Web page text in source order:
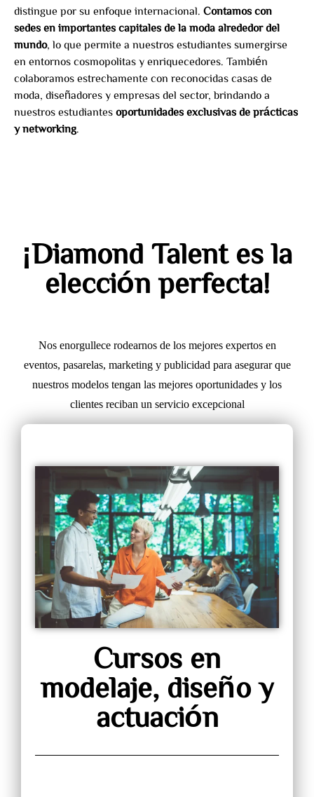
distingue por su enfoque internacional. Contamos con
sedes en importantes capitales de la moda alrededor del
mundo, lo que permite a nuestros estudiantes sumergirse
en entornos cosmopolitas y enriquecedores. También
colaboramos estrechamente con reconocidas casas de
moda, diseñadores y empresas del sector, brindando a
nuestros estudiantes oportunidades exclusivas de prácticas
y networking
¡Diamond Talent es la
elección perfecta!
Nos enorgullece rodearnos de los mejores expertos en
eventos, pasarelas, marketing y publicidad para asegurar que
nuestros modelos tengan las mejores oportunidades y los
clientes reciban un servicio excepcional
Cursos en
modelaje, diseño y
actuación